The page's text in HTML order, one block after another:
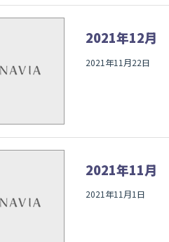
2021年12月
2021年11月22日
2021年11月
2021年11月1日